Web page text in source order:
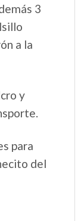
3
a la
y
para
del